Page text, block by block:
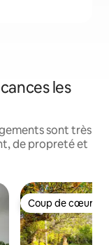
les
sont très
de propreté et
Coup de cœur
Coup de cœur